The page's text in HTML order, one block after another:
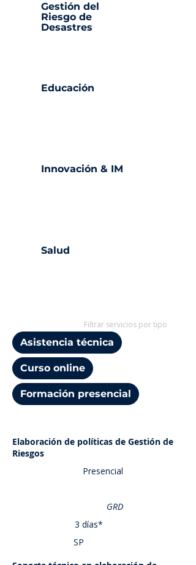
Gestión del
Riesgo de
Desastres
Educación
Innovación & IM
Salud
Filtrar servicios por tipo
Asistencia técnica
Curso online
Formación presencial
Elaboración de políticas de Gestión de
Riesgos
Presencial
GRD
3 días*
SP